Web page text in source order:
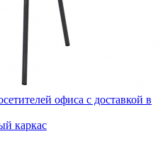
САДА
ГЛОБУСЫ
каркас